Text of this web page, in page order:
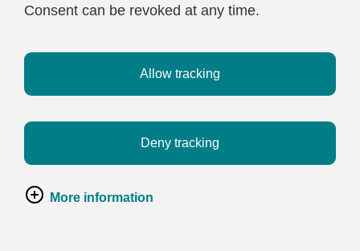
Consent can be revoked at any time.
Allow tracking
Deny tracking
More information